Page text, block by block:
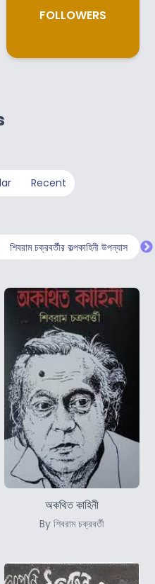
FOLLOWERS
Recent
শিবরাম চক্রবর্তীর কল্পকাহিনী উপন্যাস
অকথিত কাহিনী
By শিবরাম চক্রবর্তী